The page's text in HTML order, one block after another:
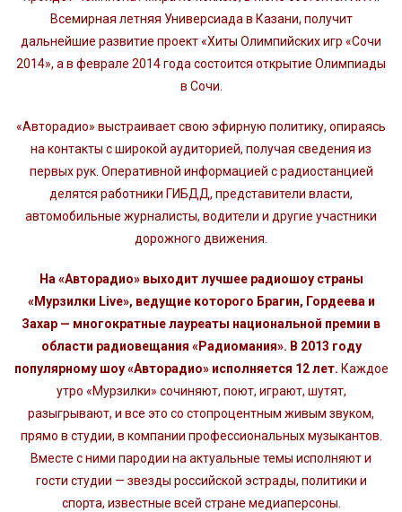
Всемирная летняя Универсиада в Казани, получит
дальнейшие развитие проект «Хиты Олимпийских игр «Сочи
2014», а в феврале 2014 года состоится открытие Олимпиады
в Сочи.
«Авторадио» выстраивает свою эфирную политику, опираясь
на контакты с широкой аудиторией, получая сведения из
первых рук. Оперативной информацией с радиостанцией
делятся работники ГИБДД, представители власти,
автомобильные журналисты, водители и другие участники
дорожного движения.
На «Авторадио» выходит лучшее радиошоу страны
«Мурзилки Live», ведущие которого Брагин, Гордеева и
Захар — многократные лауреаты национальной премии в
области радиовещания «Радиомания». В 2013 году
популярному шоу «Авторадио» исполняется 12 лет. Каждое
утро «Мурзилки» сочиняют, поют, играют, шутят,
разыгрывают, и все это со стопроцентным живым звуком,
прямо в студии, в компании профессиональных музыкантов.
Вместе с ними пародии на актуальные темы исполняют и
гости студии — звезды российской эстрады, политики и
спорта, известные всей стране медиаперсоны.